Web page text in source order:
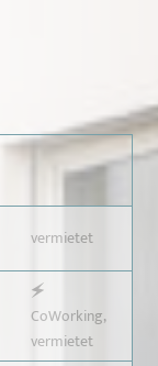
vermietet
🗲
CoWorking,
vermietet